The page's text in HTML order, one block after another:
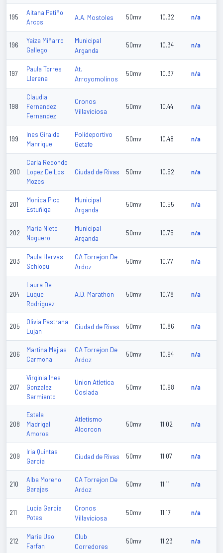
195
Aitana Patiño
Arcos
A.A. Mostoles 50mv 10.32 n/a
196
Yaiza Miñarro
Gallego
Municipal
Arganda
50mv 10.34 n/a
197
Paula Torres
Llerena
At.
Arroyomolinos
50mv 10.37 n/a
198
Claudia
Fernandez
Fernandez
Cronos
Villaviciosa
50mv 10.44 n/a
199
Ines Giralde
Manrique
Polideportivo
Getafe
50mv 10.48 n/a
200
Carla Redondo
Lopez De Los
Mozos
Ciudad de Rivas 50mv 10.52 n/a
201
Monica Pico
Estuñiga
Municipal
Arganda
50mv 10.55 n/a
202
Maria Nieto
Noguero
Municipal
Arganda
50mv 10.75 n/a
203
Paula Hervas
Schiopu
CA Torrejon De
Ardoz
50mv 10.77 n/a
204
Laura De
Luque
Rodriguez
A.D. Marathon 50mv 10.78 n/a
205
Olivia Pastrana
Lujan
Ciudad de Rivas 50mv 10.86 n/a
206
Martina Mejias
Carmona
CA Torrejon De
Ardoz
50mv 10.94 n/a
207
Virginia Ines
Gonzalez
Sarmiento
Union Atletica
Coslada
50mv 10.98 n/a
208
Estela
Madrigal
Amoros
Atletismo
Alcorcon
50mv 11.02 n/a
209
Iria Quintas
Garcia
Ciudad de Rivas 50mv 11.07 n/a
210
Alba Moreno
Barajas
CA Torrejon De
Ardoz
50mv 11.11 n/a
211
Lucia Garcia
Potes
Cronos
Villaviciosa
50mv 11.17 n/a
212
Maria Uso
Farfan
Club
Corredores
50mv 11.23 n/a